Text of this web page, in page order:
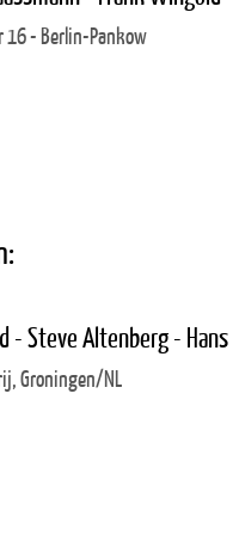
16 - Berlin-Pankow
- Steve Altenberg - Hans
Groningen/NL